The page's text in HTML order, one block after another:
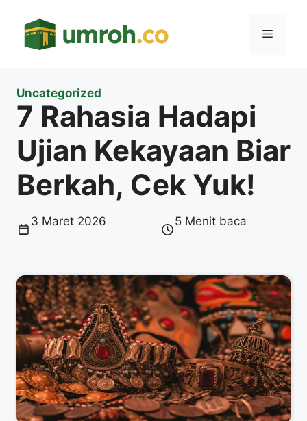
Menu
Uncategorized
7 Rahasia Hadapi
Ujian Kekayaan Biar
Berkah, Cek Yuk!
3 Maret 2026 5 Menit baca